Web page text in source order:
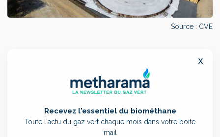
Source : CVE
x
Recevez l'essentiel du biométhane
Toute l'actu du gaz vert chaque mois dans votre boite
mail